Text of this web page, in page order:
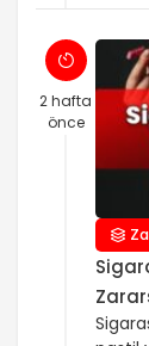
şudur:
kişide
alkol
2 hafta
önce